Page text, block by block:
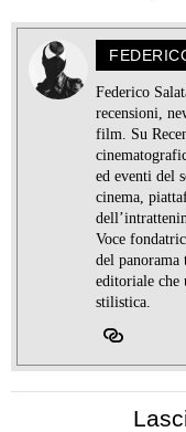
Federico
recensioni,
film. Su
ed eventi del
cinema,
Voce
del
editoriale che
stilistica.